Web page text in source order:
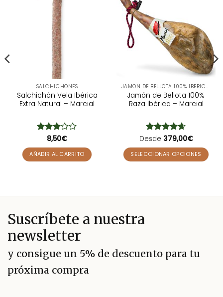
SALCHICHONES
Salchichón Vela Ibérica
Extra Natural – Marcial
Valorado
con3
de 5
8,50€
AÑADIR AL CARRITO
JAMÓN DE BELLOTA 100% IBÉRICO D.O.P
Jamón de Bellota 100%
Raza Ibérica – Marcial
Valorado
con4.64
de 5
Desde 379,00€
SELECCIONAR OPCIONES
pueden
elegir
Suscríbete a nuestra
newsletter
y consigue un 5% de descuento para tu
próxima compra